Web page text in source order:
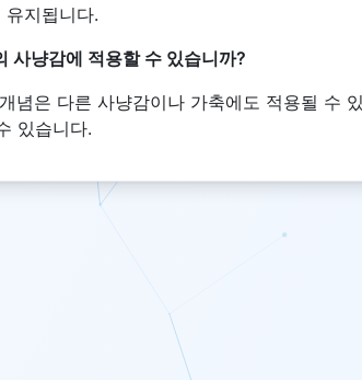
유지됩니다.
사냥감에 적용할 수 있습니까?
념은 다른 사냥감이나 가축에도 적용될 수
있습니다.